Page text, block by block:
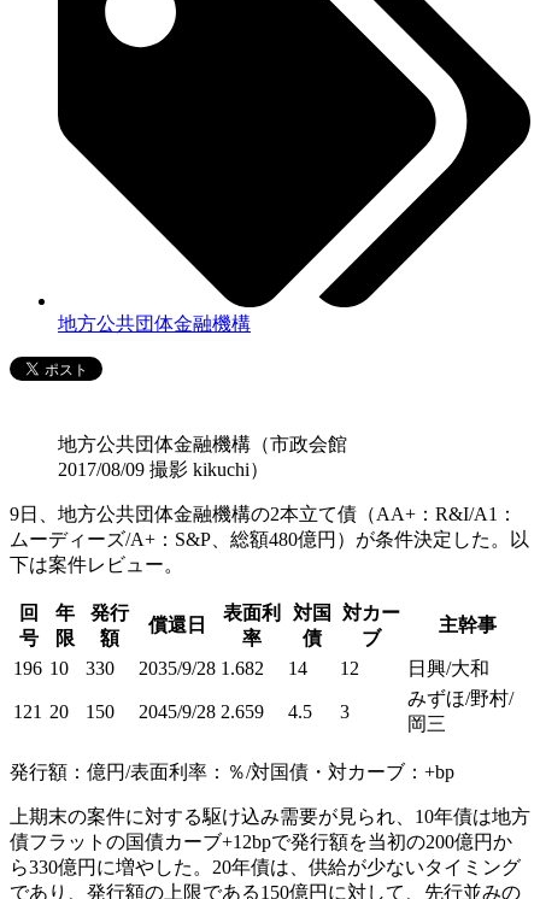
地方公共団体金融機構
地方公共団体金融機構（市政会館
2017/08/09 撮影 kikuchi）
9日、地方公共団体金融機構の2本立て債（AA+：R&I/A1：
ムーディーズ/A+：S&P、総額480億円）が条件決定した。以
下は案件レビュー。
回
号
年
限
発行
額
償還日
表面利
率
対国
債
対カー
ブ
主幹事
196 10 330 2035/9/28 1.682 14 12 日興/大和
121 20 150 2045/9/28 2.659 4.5 3
みずほ/野村/
岡三
発行額：億円/表面利率：％/対国債・対カーブ：+bp
上期末の案件に対する駆け込み需要が見られ、10年債は地方
債フラットの国債カーブ+12bpで発行額を当初の200億円か
ら330億円に増やした。20年債は、供給が少ないタイミング
であり、発行額の上限である150億円に対して、先行並みの